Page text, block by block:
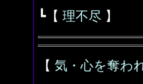
┗【 理不尽 】
【 気・心を奪わ